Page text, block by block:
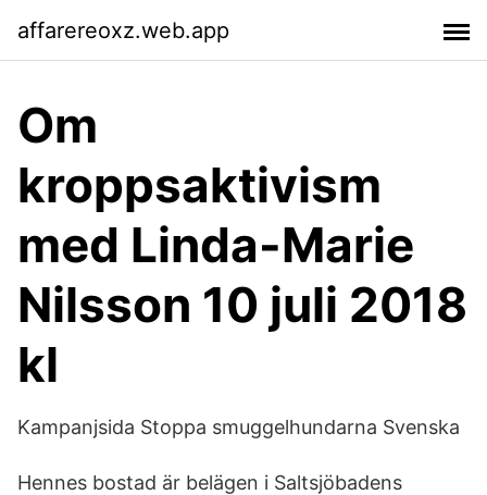
affarereoxz.web.app
Om
kroppsaktivism
med Linda-Marie
Nilsson 10 juli 2018
kl
Kampanjsida Stoppa smuggelhundarna Svenska
Hennes bostad är belägen i Saltsjöbadens